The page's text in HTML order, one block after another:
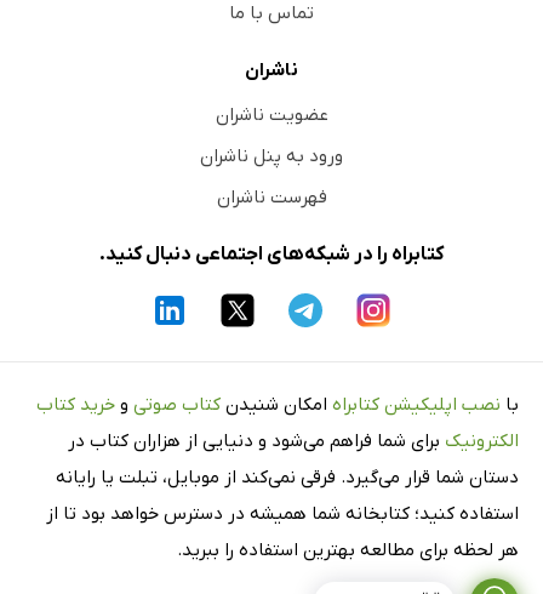
تماس با ما
ناشران
عضویت ناشران
ورود به پنل ناشران
فهرست ناشران
کتابراه را در شبکه‌های اجتماعی دنبال کنید.
با نصب اپلیکیشن کتابراه امکان شنیدن کتاب صوتی و خرید کتاب
الکترونیک برای شما فراهم می‌شود و دنیایی از هزاران کتاب در
دستان شما قرار می‌گیرد. فرقی نمی‌کند از موبایل، تبلت یا رایانه
استفاده کنید؛ کتابخانه شما همیشه در دسترس خواهد بود تا از
هر لحظه برای مطالعه بهترین استفاده را ببرید.